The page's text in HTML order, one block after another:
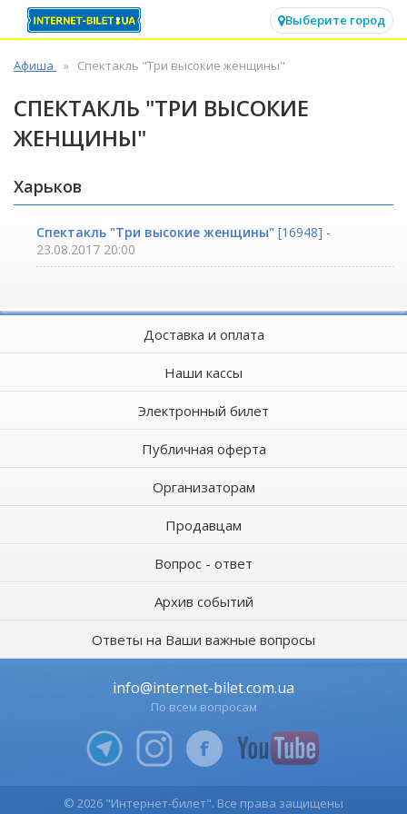
Выберите город
Афиша Спектакль "Три высокие женщины"
СПЕКТАКЛЬ "ТРИ ВЫСОКИЕ
ЖЕНЩИНЫ"
Харьков
Спектакль "Три высокие женщины" [16948] -
23.08.2017 20:00
Доставка и оплата
Наши кассы
Электронный билет
Публичная оферта
Организаторам
Продавцам
Вопрос - ответ
Архив событий
Ответы на Ваши важные вопросы
info@internet-bilet.com.ua
По всем вопросам
© 2026 "Интернет-билет". Все права защищены